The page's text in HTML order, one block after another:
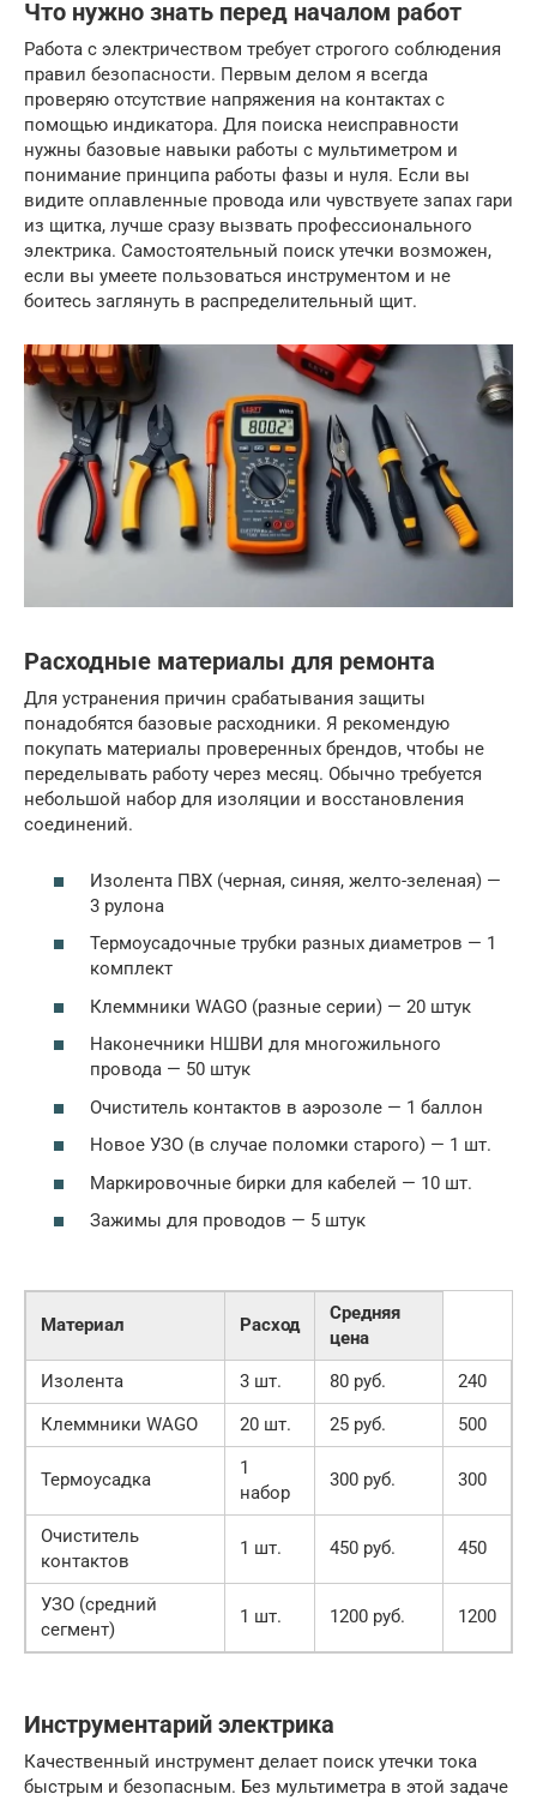
Что нужно знать перед началом работ
Работа с электричеством требует строгого соблюдения
правил безопасности. Первым делом я всегда
проверяю отсутствие напряжения на контактах с
помощью индикатора. Для поиска неисправности
нужны базовые навыки работы с мультиметром и
понимание принципа работы фазы и нуля. Если вы
видите оплавленные провода или чувствуете запах гари
из щитка, лучше сразу вызвать профессионального
электрика. Самостоятельный поиск утечки возможен,
если вы умеете пользоваться инструментом и не
боитесь заглянуть в распределительный щит.
Расходные материалы для ремонта
Для устранения причин срабатывания защиты
понадобятся базовые расходники. Я рекомендую
покупать материалы проверенных брендов, чтобы не
переделывать работу через месяц. Обычно требуется
небольшой набор для изоляции и восстановления
соединений.
Изолента ПВХ (черная, синяя, желто-зеленая) —
3 рулона
Термоусадочные трубки разных диаметров — 1
комплект
Клеммники WAGO (разные серии) — 20 штук
Наконечники НШВИ для многожильного
провода — 50 штук
Очиститель контактов в аэрозоле — 1 баллон
Новое УЗО (в случае поломки старого) — 1 шт.
Маркировочные бирки для кабелей — 10 шт.
Зажимы для проводов — 5 штук
Материал Расход
Средняя
цена
Изолента
3 шт. 80 руб.
240
Клеммники WAGO
20 шт. 25 руб. 500
Термоусадка
1
набор
300 руб. 300
Очиститель
контактов
1 шт. 450 руб. 450
УЗО (средний
сегмент)
1 шт. 1200 руб. 1200
Инструментарий электрика
Качественный инструмент делает поиск утечки тока
быстрым и безопасным. Без мультиметра в этой задаче